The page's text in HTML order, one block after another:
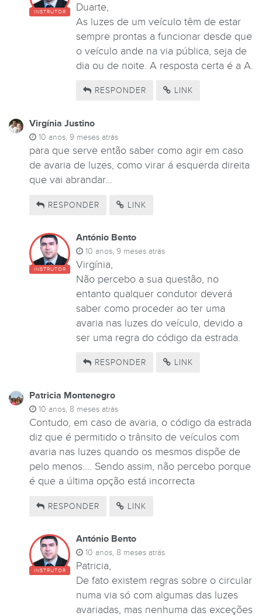
INSTRUTOR
Duarte,
As luzes de um veículo têm de estar
sempre prontas a funcionar desde que
o veículo ande na via pública, seja de
dia ou de noite. A resposta certa é a A.
RESPONDER LINK
Virgínia Justino
10 anos, 9 meses atrás
para que serve então saber como agir em caso
de avaria de luzes, como virar á esquerda direita
que vai abrandar...
RESPONDER LINK
INSTRUTOR
António Bento
10 anos, 9 meses atrás
Virgínia,
Não percebo a sua questão, no
entanto qualquer condutor deverá
saber como proceder ao ter uma
avaria nas luzes do veículo, devido a
ser uma regra do código da estrada.
RESPONDER LINK
Patricia Montenegro
10 anos, 8 meses atrás
Contudo, em caso de avaria, o código da estrada
diz que é permitido o trânsito de veículos com
avaria nas luzes quando os mesmos dispõe de
pelo menos.... Sendo assim, não percebo porque
é que a última opção está incorrecta
RESPONDER LINK
INSTRUTOR
António Bento
10 anos, 8 meses atrás
Patricia,
De fato existem regras sobre o circular
numa via só com algumas das luzes
avariadas, mas nenhuma das exceções